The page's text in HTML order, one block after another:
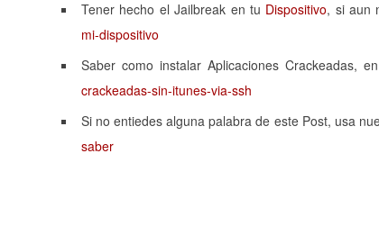
Tener hecho el Jailbreak en tu Dispositivo, si aun
mi-dispositivo
Saber como instalar Aplicaciones Crackeadas,
crackeadas-sin-itunes-via-ssh
Si no entiedes alguna palabra de este Post, usa
saber